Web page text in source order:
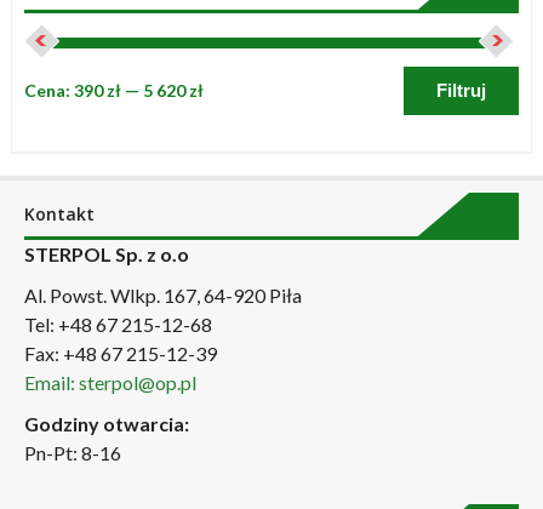
Filtruj
Cena: 390 zł — 5 620 zł
Kontakt
STERPOL Sp. z o.o
Al. Powst. Wlkp. 167, 64-920 Piła
Tel: +48 67 215-12-68
Fax: +48 67 215-12-39
Email: sterpol@op.pl
Godziny otwarcia:
Pn-Pt: 8-16